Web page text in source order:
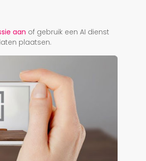
aan of gebruik een AI dienst
plaatsen.